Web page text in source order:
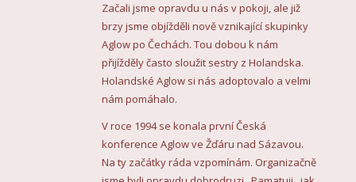
Začali jsme opravdu u nás v pokoji, ale již
brzy jsme objížděli nově vznikající skupinky
Aglow po Čechách. Tou dobou k nám
přijížděly často sloužit sestry z Holandska.
Holandské Aglow si nás adoptovalo a velmi
nám pomáhalo.
V roce 1994 se konala první Česká
konference Aglow ve Žďáru nad Sázavou.
Na ty začátky ráda vzpomínám. Organizačně